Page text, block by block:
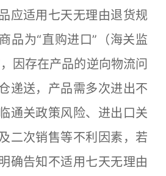
应适用七天无理由退货规
品为“直购进口”（海关监
因存在产品的逆向物流问
递送，产品需多次进出不
通关政策风险、进出口关
二次销售等不利因素，若
确告知不适用七天无理由